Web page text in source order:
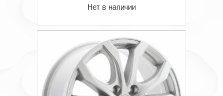
Нет в наличии